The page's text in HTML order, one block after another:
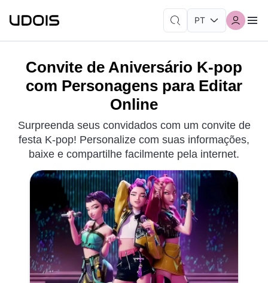
Convite de Aniversário K-pop
com Personagens para Editar
Online
Surpreenda seus convidados com um convite de
festa K-pop! Personalize com suas informações,
baixe e compartilhe facilmente pela internet.